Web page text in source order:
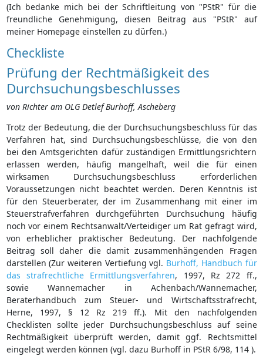
(Ich bedanke mich bei der Schriftleitung von "PStR" für die
freundliche Genehmigung, diesen Beitrag aus "PStR" auf
meiner Homepage einstellen zu dürfen.)
Checkliste
Prüfung der Rechtmäßigkeit des
Durchsuchungsbeschlusses
von Richter am OLG Detlef Burhoff, Ascheberg
Trotz der Bedeutung, die der Durchsuchungsbeschluss für das
Verfahren hat, sind Durchsuchungsbeschlüsse, die von den
bei den Amtsgerichten dafür zuständigen Ermittlungsrichtern
erlassen werden, häufig mangelhaft, weil die für einen
wirksamen Durchsuchungsbeschluss erforderlichen
Voraussetzungen nicht beachtet werden. Deren Kenntnis ist
für den Steuerberater, der im Zusammenhang mit einer im
Steuerstrafverfahren durchgeführten Durchsuchung häufig
noch vor einem Rechtsanwalt/Verteidiger um Rat gefragt wird,
von erheblicher praktischer Bedeutung. Der nachfolgende
Beitrag soll daher die damit zusammenhängenden Fragen
darstellen (Zur weiteren Vertiefung vgl. Burhoff, Handbuch für
das strafrechtliche Ermittlungsverfahren, 1997, Rz 272 ff.,
sowie Wannemacher in Achenbach/Wannemacher,
Beraterhandbuch zum Steuer- und Wirtschaftsstrafrecht,
Herne, 1997, § 12 Rz 219 ff.). Mit den nachfolgenden
Checklisten sollte jeder Durchsuchungsbeschluss auf seine
Rechtmäßigkeit überprüft werden, damit ggf. Rechtsmittel
eingelegt werden können (vgl. dazu Burhoff in PStR 6/98, 114 ).